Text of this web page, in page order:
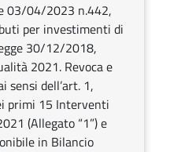
03/04/2023 n.442,
per investimenti di
30/12/2018,
2021. Revoca e
sensi dell’art. 1,
primi 15 Interventi
(Allegato “1”) e
in Bilancio